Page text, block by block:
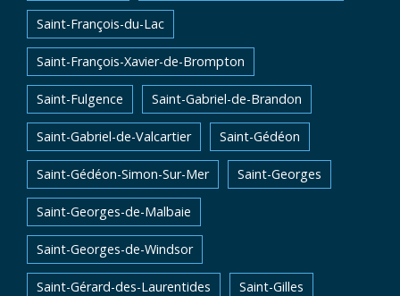
Saint-François-du-Lac
Saint-François-Xavier-de-Brompton
Saint-Fulgence Saint-Gabriel-de-Brandon
Saint-Gabriel-de-Valcartier Saint-Gédéon
Saint-Gédéon-Simon-Sur-Mer Saint-Georges
Saint-Georges-de-Malbaie
Saint-Georges-de-Windsor
Saint-Gérard-des-Laurentides Saint-Gilles